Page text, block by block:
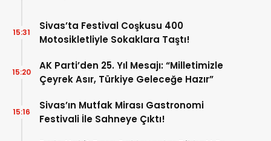
Sivas’ta Festival Coşkusu 400
Motosikletliyle Sokaklara Taştı!
15:31
AK Parti’den 25. Yıl Mesajı: “Milletimizle
Çeyrek Asır, Türkiye Geleceğe Hazır”
15:20
Sivas’ın Mutfak Mirası Gastronomi
Festivali İle Sahneye Çıktı!
15:16